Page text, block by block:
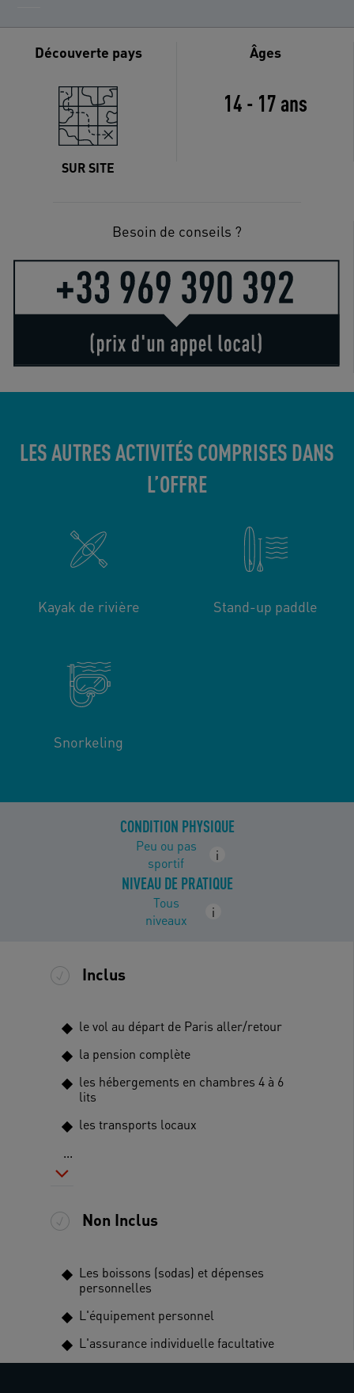
Découverte pays
SUR SITE
Âges
14 - 17 ans
Besoin de conseils ?
LES AUTRES ACTIVITÉS COMPRISES DANS
L’OFFRE
Kayak de rivière Stand-up paddle
Snorkeling
CONDITION PHYSIQUE
Peu ou pas
sportif
i
NIVEAU DE PRATIQUE
Tous
niveaux
i
Inclus
le vol au départ de Paris aller/retour
la pension complète
les hébergements en chambres 4 à 6
lits
les transports locaux
...
Non Inclus
Les boissons (sodas) et dépenses
personnelles
L'équipement personnel
L'assurance individuelle facultative